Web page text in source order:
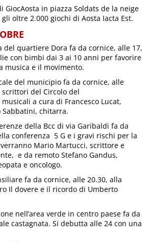
GiocAosta in piazza Soldats de la neige
oltre 2.000 giochi di Aosta Iacta Est.
del quartiere Dora fa da cornice, alle 17,
con bimbi dai 3 ai 10 anni per favorire
musica e il movimento.
del municipio fa da cornice, alle
del Circolo del
a cura di Francesco Lucat,
Sabbatini, chitarra.
della Bcc di via Garibaldi fa da
conferenza 5 G e i gravi rischi per la
Mario Martucci, scrittore e
e da remoto Stefano Gandus,
e oncologo.
fa da cornice, alle 20.30, alla
Il dovere e il ricordo di Umberto
nell’area verde in centro paese fa da
castagnata. Si debutta alle 24 con una